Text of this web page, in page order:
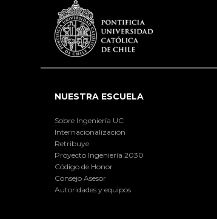
NUESTRA ESCUELA
Sobre Ingeniería UC
Internacionalización
Retribuye
Proyecto Ingeniería 2030
Código de Honor
Consejo Asesor
Autoridades y equipos